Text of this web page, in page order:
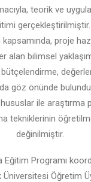
teorik ve
kapsamında, proje
alan bilimsel
göz önünde
ile araştırma
tekniklerinin
değinilmiştir.
Eğitim Programı
Üniversitesi Öğretim